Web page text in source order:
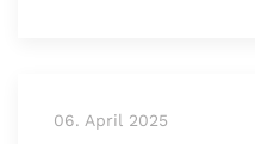
06. April 2025